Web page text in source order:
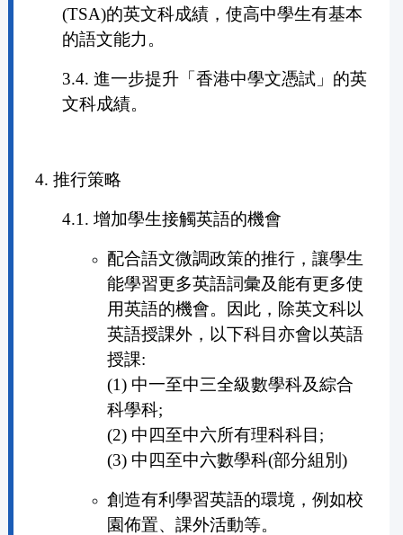
(TSA)的英文科成績，使高中學生有基本
的語文能力。
3.4. 進一步提升「香港中學文憑試」的英
文科成績。
4. 推行策略
4.1. 增加學生接觸英語的機會
配合語文微調政策的推行，讓學生
能學習更多英語詞彙及能有更多使
用英語的機會。因此，除英文科以
英語授課外，以下科目亦會以英語
授課:
(1) 中一至中三全級數學科及綜合
科學科;
(2) 中四至中六所有理科科目;
(3) 中四至中六數學科(部分組別)
創造有利學習英語的環境，例如校
園佈置、課外活動等。